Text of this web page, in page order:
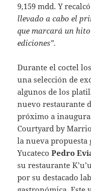
9,159 mdd. Y
llevado a cabo el
que marcará un
ediciones”.
Durante el coctel
una selección de
algunos de los
nuevo restaurante
próximo a
Courtyard by
la nueva
YucatecoPedro
su restaurante
por su destacado